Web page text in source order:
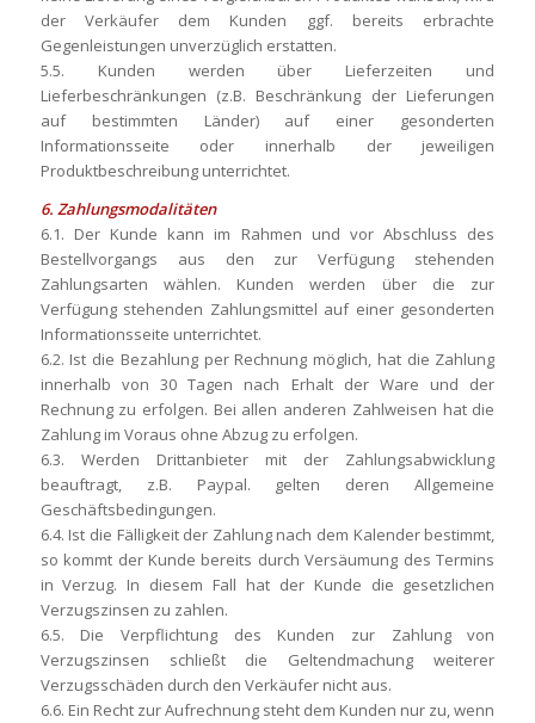
der Verkäufer dem Kunden ggf. bereits erbrachte
Gegenleistungen unverzüglich erstatten.
5.5. Kunden werden über Lieferzeiten und
Lieferbeschränkungen (z.B. Beschränkung der Lieferungen
auf bestimmten Länder) auf einer gesonderten
Informationsseite oder innerhalb der jeweiligen
Produktbeschreibung unterrichtet.
6. Zahlungsmodalitäten
6.1. Der Kunde kann im Rahmen und vor Abschluss des
Bestellvorgangs aus den zur Verfügung stehenden
Zahlungsarten wählen. Kunden werden über die zur
Verfügung stehenden Zahlungsmittel auf einer gesonderten
Informationsseite unterrichtet.
6.2. Ist die Bezahlung per Rechnung möglich, hat die Zahlung
innerhalb von 30 Tagen nach Erhalt der Ware und der
Rechnung zu erfolgen. Bei allen anderen Zahlweisen hat die
Zahlung im Voraus ohne Abzug zu erfolgen.
6.3. Werden Drittanbieter mit der Zahlungsabwicklung
beauftragt, z.B. Paypal. gelten deren Allgemeine
Geschäftsbedingungen.
6.4. Ist die Fälligkeit der Zahlung nach dem Kalender bestimmt,
so kommt der Kunde bereits durch Versäumung des Termins
in Verzug. In diesem Fall hat der Kunde die gesetzlichen
Verzugszinsen zu zahlen.
6.5. Die Verpflichtung des Kunden zur Zahlung von
Verzugszinsen schließt die Geltendmachung weiterer
Verzugsschäden durch den Verkäufer nicht aus.
6.6. Ein Recht zur Aufrechnung steht dem Kunden nur zu, wenn